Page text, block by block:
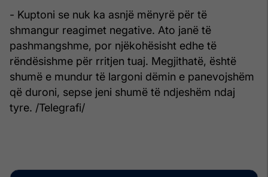
- Kuptoni se nuk ka asnjë mënyrë për të
shmangur reagimet negative. Ato janë të
pashmangshme, por njëkohësisht edhe të
rëndësishme për rritjen tuaj. Megjithatë, është
shumë e mundur të largoni dëmin e panevojshëm
që duroni, sepse jeni shumë të ndjeshëm ndaj
tyre. /Telegrafi/